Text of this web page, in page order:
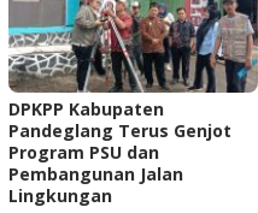
DPKPP Kabupaten
Pandeglang Terus Genjot
Program PSU dan
Pembangunan Jalan
Lingkungan